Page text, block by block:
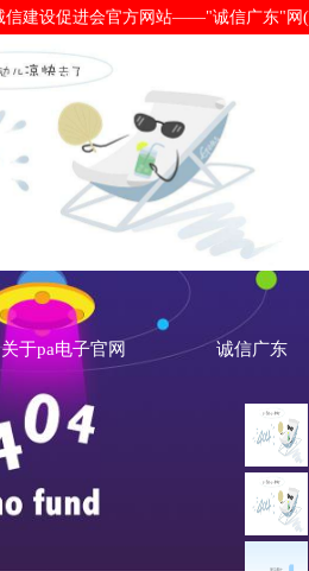
信建设促进会官方网站——"诚信广东"网
签约，建立“破产事务
关于pa电子官网 诚信广东
地市诚信动态